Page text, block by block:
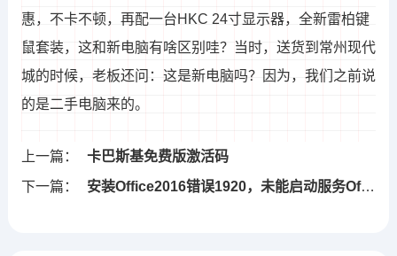
惠，不卡不顿，再配一台HKC 24寸显示器，全新雷柏键
鼠套装，这和新电脑有啥区别哇？当时，送货到常州现代
城的时候，老板还问：这是新电脑吗？因为，我们之前说
的是二手电脑来的。
上一篇：
卡巴斯基免费版激活码
下一篇：
安装Office2016错误1920，未能启动服务Office Software Protection Platform OSPPSVC